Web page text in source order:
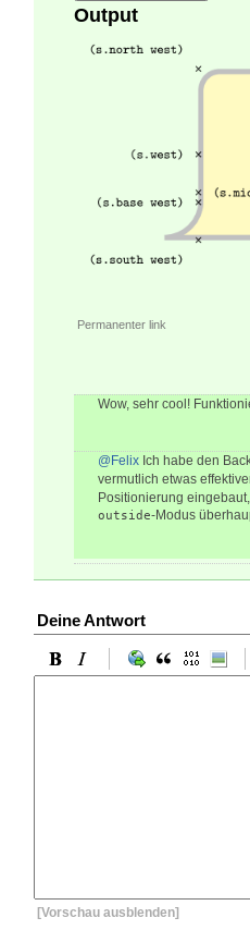
Output
Permanenter link
Wow, sehr cool!
@Felix Ich habe den
vermutlich etwas
Positionierung
outside-Modus
Deine Antwort
[Vorschau ausblenden]